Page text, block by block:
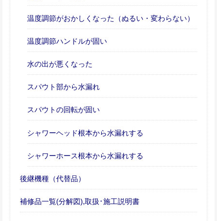
温度調節がおかしくなった（ぬるい・変わらない）
温度調節ハンドルが固い
水の出が悪くなった
スパウト部から水漏れ
スパウトの回転が固い
シャワーヘッド根本から水漏れする
シャワーホース根本から水漏れする
後継機種（代替品）
補修品一覧(分解図),取扱･施工説明書